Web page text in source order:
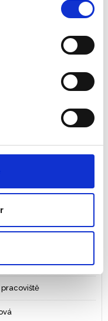
s nastavitelnou výškou
mm, 1200 mm, 1400
nářadí díky držákům
samostatně
Tisk PDF
1200/1400/1600/1800
25
4 – Čisté a uspořádané